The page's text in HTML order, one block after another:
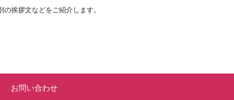
挨拶文などをご紹介します。
お問い合わせ